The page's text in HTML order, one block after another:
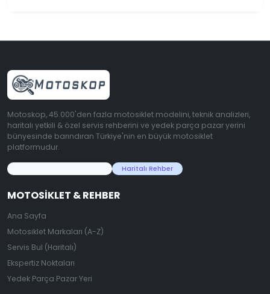
Motoskop, 45.000'den fazla motosiklet modelini, teknik analizleri,
haritalı yetkili & özel servis rehberini ve yedek parça pazar yerini
bünyesinde barındıran Türkiye'nin en büyük motosiklet
platformudur.
Haritalı Rehber
MOTOSIKLET & REHBER
Ana Sayfa
Motosiklet Markaları (A-Z)
Servis Bul (Haritalı)
Ekspertiz Noktaları
Yedek Parça Pazar Yeri